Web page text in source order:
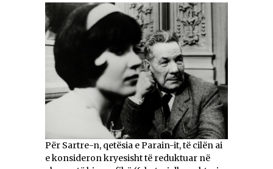
Për Sartre-n, qetësia e Parain-it, të cilën ai
e konsideron kryesisht të reduktuar në